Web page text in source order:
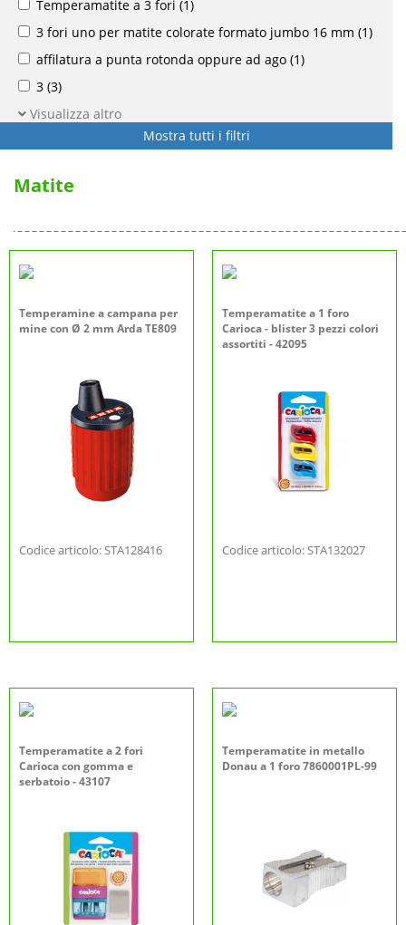
Temperamatite a 3 fori (1)
3 fori uno per matite colorate formato jumbo 16 mm (1)
affilatura a punta rotonda oppure ad ago (1)
3 (3)
Visualizza altro
Mostra tutti i filtri
Matite
Temperamine a campana per
mine con Ø 2 mm Arda TE809
Codice articolo: STA128416
Temperamatite a 1 foro
Carioca - blister 3 pezzi colori
assortiti - 42095
Codice articolo: STA132027
Temperamatite a 2 fori
Carioca con gomma e
serbatoio - 43107
Temperamatite in metallo
Donau a 1 foro 7860001PL-99